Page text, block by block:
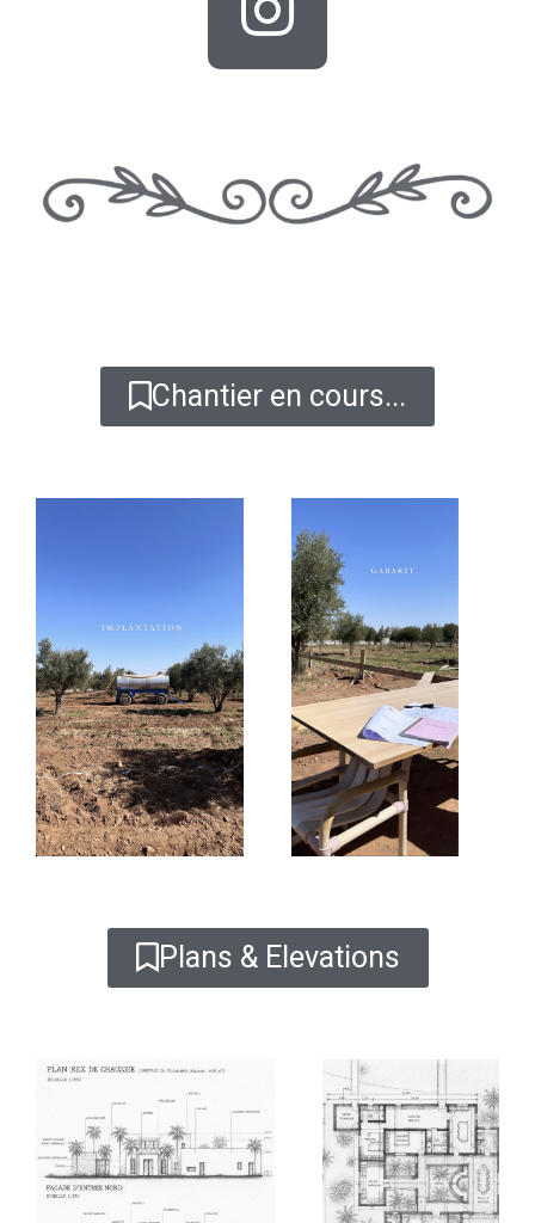
Chantier en cours...
Plans & Elevations